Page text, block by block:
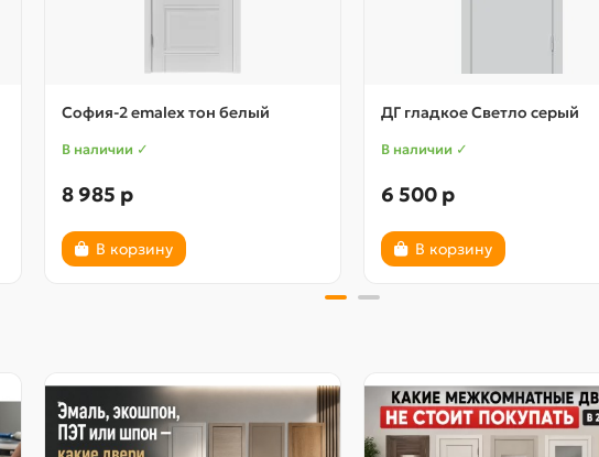
София-2 emalex тон белый
В наличии ✓
8 985 р
В корзину
ДГ гладкое Светло серый
В наличии ✓
6 500 р
В корзину